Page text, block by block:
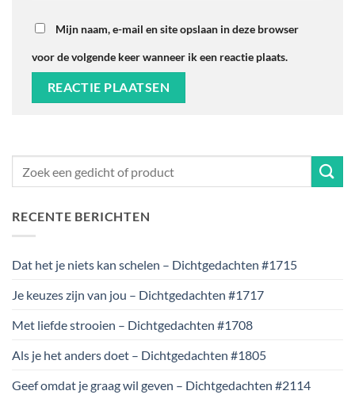
Mijn naam, e-mail en site opslaan in deze browser
voor de volgende keer wanneer ik een reactie plaats.
RECENTE BERICHTEN
Dat het je niets kan schelen – Dichtgedachten #1715
Je keuzes zijn van jou – Dichtgedachten #1717
Met liefde strooien – Dichtgedachten #1708
Als je het anders doet – Dichtgedachten #1805
Geef omdat je graag wil geven – Dichtgedachten #2114